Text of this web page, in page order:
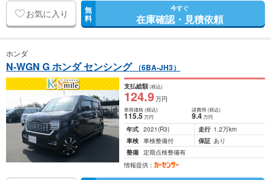
お気に入り 無
料
今すぐ
在庫確認・見積依頼
ホンダ
N-WGN G ホンダ センシング （6BA-JH3）
支払総額(税込)
124.9万円
車両価格(税込)
115.5万円
諸費用 (税込)
9.4 万円
年式 2021(R3) 走行 1.2万km
車検 車検整備付 保証 あり
整備 定期点検整備有
情報提供：